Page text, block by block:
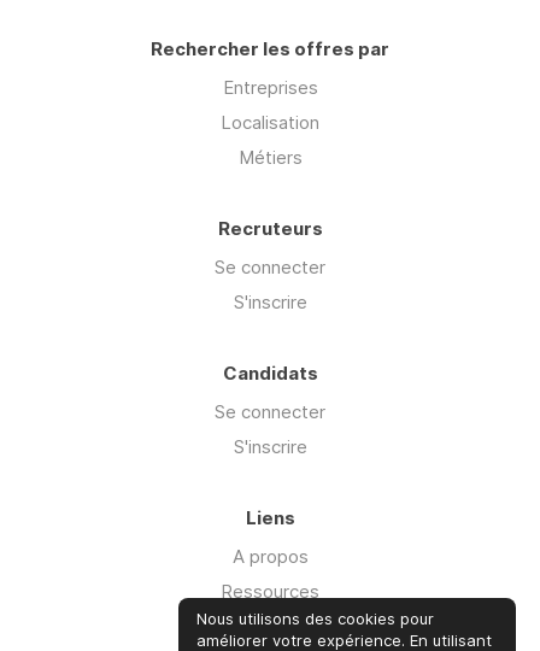
Rechercher les offres par
Entreprises
Localisation
Métiers
Recruteurs
Se connecter
S'inscrire
Candidats
Se connecter
S'inscrire
Liens
A propos
Ressources
Advisory
Nous utilisons des cookies pour
améliorer votre expérience. En utilisant